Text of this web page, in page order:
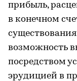
прибыль,
в конечном
возможность
посредством
эрудицией в